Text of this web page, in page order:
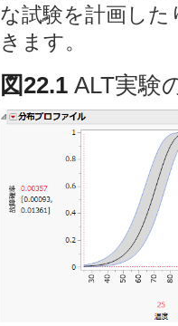
な試験を計画し
きます。
図22.1 ALT実験